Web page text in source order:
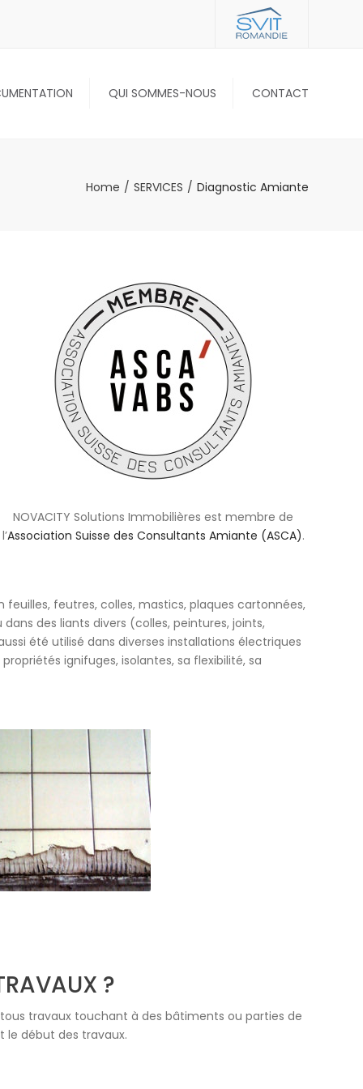
QUI SOMMES-NOUS CONTACT
Home SERVICES Diagnostic Amiante
NOVACITY Solutions Immobilières est membre de
l’Association Suisse des Consultants Amiante (ASCA).
feutres, colles, mastics, plaques cartonnées,
des liants divers (colles, peintures, joints,
été utilisé dans diverses installations électriques
ignifuges, isolantes, sa flexibilité, sa
?
travaux touchant à des bâtiments ou parties de
le début des travaux.